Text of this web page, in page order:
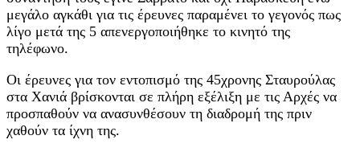
μεγάλο αγκάθι για τις έρευνες παραμένει το γεγονός πως
λίγο μετά της 5 απενεργοποιήθηκε το κινητό της
τηλέφωνο.
Οι έρευνες για τον εντοπισμό της 45χρονης Σταυρούλας
στα Χανιά βρίσκονται σε πλήρη εξέλιξη με τις Αρχές να
προσπαθούν να ανασυνθέσουν τη διαδρομή της πριν
χαθούν τα ίχνη της.